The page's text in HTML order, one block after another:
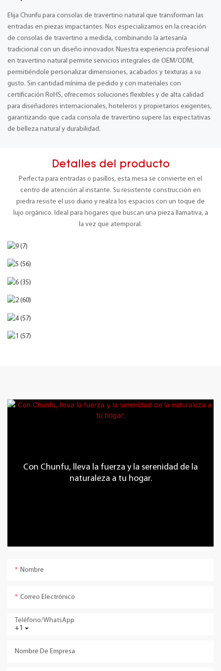
Elija Chunfu para consolas de travertino natural que transforman las
entradas en piezas impactantes. Nos especializamos en la creación
de consolas de travertino a medida, combinando la artesanía
tradicional con un diseño innovador. Nuestra experiencia profesional
en travertino natural permite servicios integrales de OEM/ODM,
permitiéndole personalizar dimensiones, acabados y texturas a su
gusto. Sin cantidad mínima de pedido y con materiales con
certificación RoHS, ofrecemos soluciones flexibles y de alta calidad
para diseñadores internacionales, hoteleros y propietarios exigentes,
garantizando que cada consola de travertino supere las expectativas
de belleza natural y durabilidad.
Detalles del producto
Perfecta para entradas o pasillos, esta mesa se convierte en el
centro de atención al instante. Su resistente construcción en
piedra resiste el uso diario y realza los espacios con un toque de
lujo orgánico. Ideal para hogares que buscan una pieza llamativa, a
la vez que atemporal.
Con Chunfu, lleva la fuerza y ​​la serenidad de la
naturaleza a tu hogar.
Nombre
Correo Electrónico
+1
Teléfono/WhatsApp
Nombre De Empresa